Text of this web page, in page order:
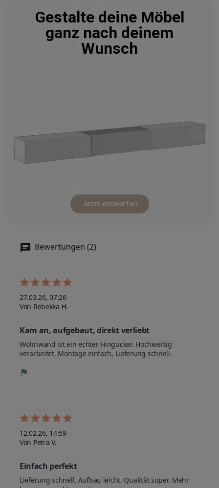
Gestalte deine Möbel
ganz nach deinem
Wunsch
Jetzt entwerfen
Bewertungen (2)
27.03.26, 07:26
Von Rebekka H.
Kam an, aufgebaut, direkt verliebt
Wohnwand ist ein echter Hingucker. Hochwertig
verarbeitet, Montage einfach, Lieferung schnell.
12.02.26, 14:59
Von Petra V.
Einfach perfekt
Lieferung schnell, Aufbau leicht, Qualität super. Mehr